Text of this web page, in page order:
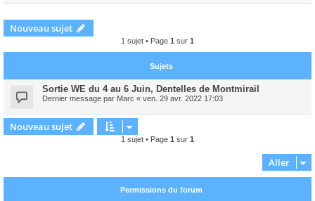
Nouveau sujet
1 sujet • Page 1 sur 1
Sujets
Sortie WE du 4 au 6 Juin, Dentelles de Montmirail
Dernier message par Marc « ven. 29 avr. 2022 17:03
Nouveau sujet
1 sujet • Page 1 sur 1
Aller
Permissions du forum